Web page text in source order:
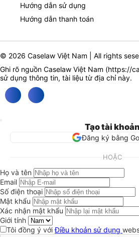
Hướng dẫn sử dụng
Hướng dẫn thanh toán
© 2026 Caselaw Việt Nam | All rights
Ghi rõ nguồn Caselaw Việt Nam (https://
sử dụng thông tin, tài liệu từ địa chỉ này.
Tạo tài khoản
Đăng ký bằng
HOẶC
Họ và tên
Email
Số điện thoại
Mật khẩu
Xác nhận mật khẩu
Giới tính
Tôi đồng ý vớiĐiều khoản sử dụng